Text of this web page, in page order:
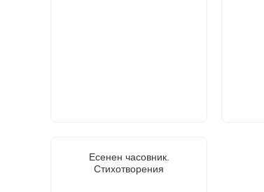
Есенен часовник.
Стихотворения